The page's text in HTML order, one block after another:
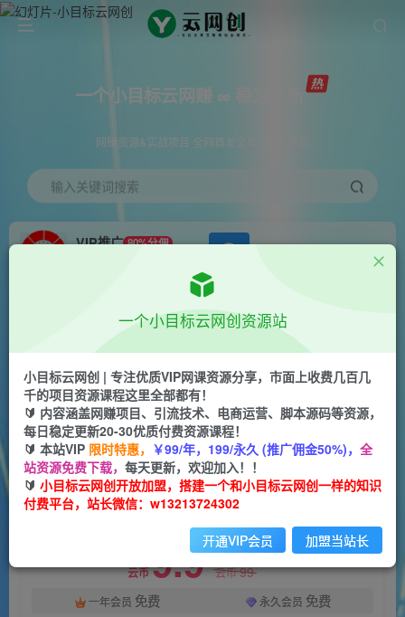
一个小目标云网赚 ∞ 稳定更新
网赚资源&实战项目 全网首发全年365天更新
输入关键词搜索
VIP推广 80%分佣
抖音热门文案+网易云截图暴力涨粉拉爆收益玩
法，小白无脑操作，简单易上手
一个小目标云网创
2年前更新
关注 私信
38 17
此内容为付费资源，请付费后查看
云币9.9 限时特惠
云币99
一年会员 免费 永久会员 免费
付费资源
一个小目标云网创资源站
小目标云网创 | 专注优质VIP网课资源分享，市面上收费几百几
千的项目资源课程这里全部都有！
🔰 内容涵盖网赚项目、引流技术、电商运营、脚本源码等资源，
每日稳定更新20-30优质付费资源课程！
🔰 本站VIP 限时特惠， ￥99/年，199/永久 (推广佣金50%)， 全
站资源免费下载， 每天更新，欢迎加入！！
🔰 小目标云网创开放加盟，搭建一个和小目标云网创一样的知识
付费平台，站长微信：w13213724302
开通VIP会员 加盟当站长